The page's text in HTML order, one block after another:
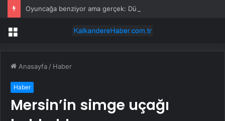
Menü
Anasayfa / Haber
Haber
Mersin’in simge uçağı